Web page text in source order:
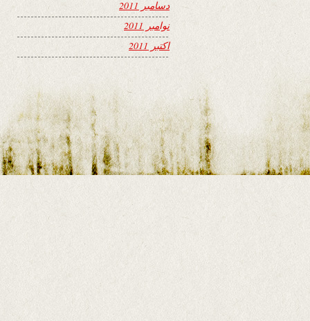
دسامبر 2011
نوامبر 2011
اکتبر 2011